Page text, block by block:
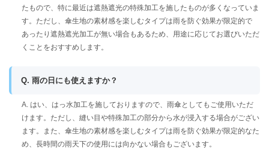
たもので、特に最近は遮熱遮光の特殊加工を施したものが多くなっていま
す。ただし、傘生地の素材感を楽しむタイプは雨を防ぐ効果が限定的で
あったり遮熱遮光加工が無い場合もあるため、用途に応じてお選びいただ
くことをおすすめします。
Q. 雨の日にも使えますか？
A. はい、はっ水加工を施しておりますので、雨傘としてもご使用いただ
けます。ただし、縫い目や特殊加工の部分から水が浸入する場合がござい
ます。また、傘生地の素材感を楽しむタイプは雨を防ぐ効果が限定的なた
め、長時間の雨天下の使用には向かない場合もございます。